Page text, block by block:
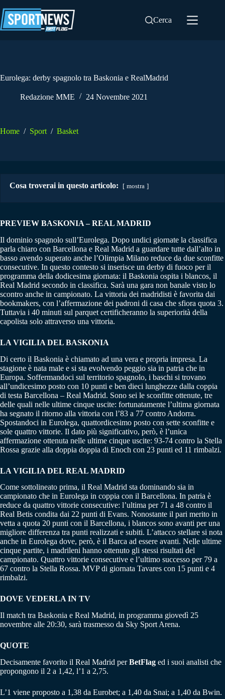
al
contenuto
Cerca
Eurolega: derby spagnolo tra Baskonia e RealMadrid
Redazione MME 24 Novembre 2021
Home / Sport / Basket
Cosa troverai in questo articolo: mostra
PREVIEW BASKONIA – REAL MADRID
Il dominio spagnolo sull’Eurolega. Dopo undici giornate la classifica
parla chiaro con Barcellona e Real Madrid a guardare tutte dall’alto in
basso avendo superato anche l’Olimpia Milano reduce da due sconfitte
consecutive. In questo contesto si inserisce un derby di fuoco per il
programma della dodicesima giornata: il Baskonia ospita i blancos, il
Real Madrid secondo in classifica. Sarà una gara non banale visto lo
scontro anche in campionato. La vittoria dei madridisti è favorita dai
bookmakers, con l’affermazione dei padroni di casa che sfiora quota 3.
Tuttavia i 40 minuti sul parquet certificheranno la superiorità della
capolista solo attraverso una vittoria.
LA VIGILIA DEL BASKONIA
Di certo il Baskonia è chiamato ad una vera e propria impresa. La
stagione è nata male e si sta evolvendo peggio sia in patria che in
Europa. Soffermandoci sul territorio spagnolo, i baschi si trovano
all’undicesimo posto con 10 punti e ben dieci lunghezze dalla coppia
di testa Barcellona – Real Madrid. Sono sei le sconfitte ottenute, tre
delle quali nelle ultime cinque uscite: fortunatamente l’ultima giornata
ha segnato il ritorno alla vittoria con l’83 a 77 contro Andorra.
Spostandoci in Eurolega, quattordicesimo posto con sette sconfitte e
sole quattro vittorie. Il dato più significativo, però, è l’unica
affermazione ottenuta nelle ultime cinque uscite: 93-74 contro la Stella
Rossa grazie alla doppia doppia di Enoch con 23 punti ed 11 rimbalzi.
LA VIGILIA DEL REAL MADRID
Come sottolineato prima, il Real Madrid sta dominando sia in
campionato che in Eurolega in coppia con il Barcellona. In patria è
reduce da quattro vittorie consecutive: l’ultima per 71 a 48 contro il
Real Betis condita dai 22 punti di Evans. Nonostante il pari merito in
vetta a quota 20 punti con il Barcellona, i blancos sono avanti per una
migliore differenza tra punti realizzati e subiti. L’attacco stellare si nota
anche in Eurolega dove, però, è il Barca ad essere avanti. Nelle ultime
cinque partite, i madrileni hanno ottenuto gli stessi risultati del
campionato. Quattro vittorie consecutive e l’ultimo successo per 79 a
67 contro la Stella Rossa. MVP di giornata Tavares con 15 punti e 4
rimbalzi.
DOVE VEDERLA IN TV
Il match tra Baskonia e Real Madrid, in programma giovedì 25
novembre alle 20:30, sarà trasmesso da Sky Sport Arena.
QUOTE
Decisamente favorito il Real Madrid perBetFlag ed i suoi analisti che
propongono il 2 a 1,42, l’1 a 2,75.
L’1 viene proposto a 1,38 da Eurobet; a 1,40 da Snai; a 1,40 da Bwin.